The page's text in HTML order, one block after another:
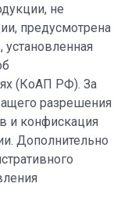
не
предусмотрена
установленная
(КоАП РФ). За
разрешения
и конфискация
Дополнительно